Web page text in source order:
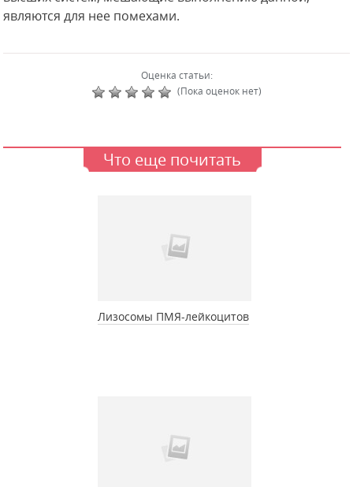
являются для нее помехами.
Оценка статьи:
(Пока оценок нет)
Что еще почитать
Лизосомы ПМЯ-лейкоцитов